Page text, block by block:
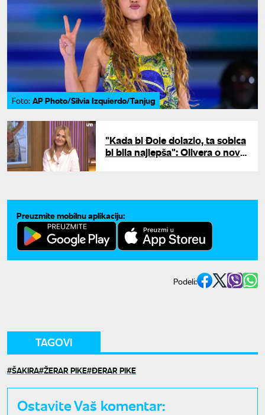
Foto: AP Photo/Silvia Izquierdo/Tanjug
"Kada bi Đole dolazio, ta sobica
bi bila najlepša": Olivera o novoj
Preuzmite mobilnu aplikaciju:
Podeli:
TAGOVI
ŠAKIRA ŽERAR PIKE ĐERAR PIKE
Ostavite Vaš komentar: